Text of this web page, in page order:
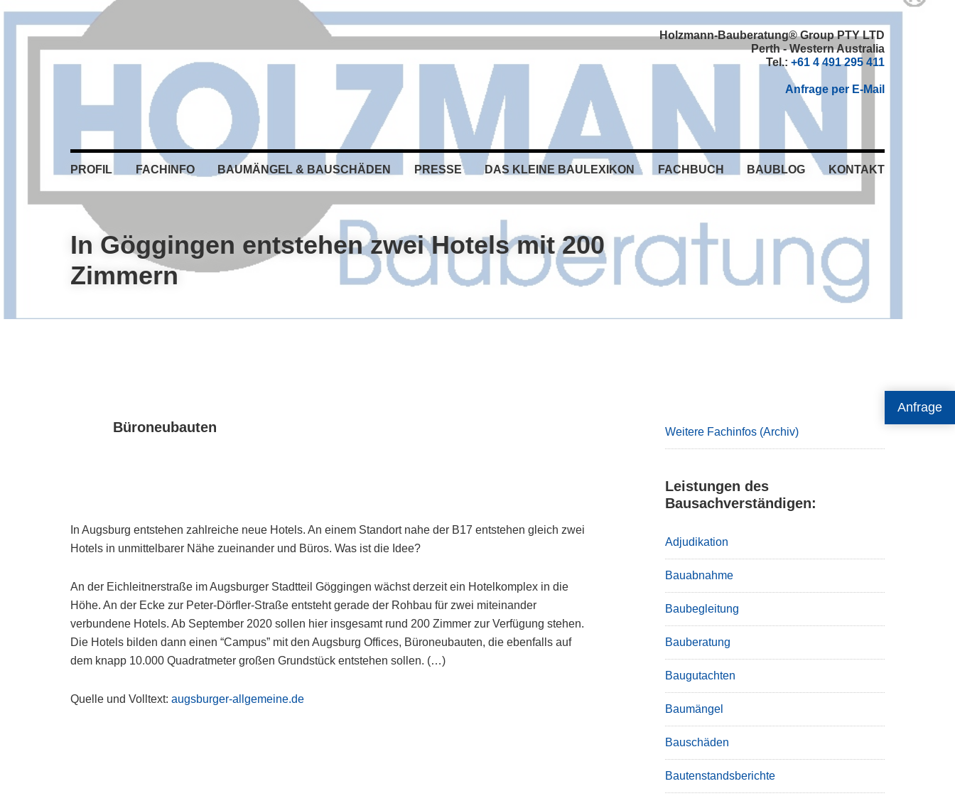
Anfrage
Skip
Skip
Skip
Skip
Holzmann-Bauberatung® Group PTY LTD
Perth - Western Australia
Tel.: +61 4 491 295 411
Anfrage per E-Mail
PROFIL FACHINFO BAUMÄNGEL & BAUSCHÄDEN PRESSE DAS KLEINE BAULEXIKON FACHBUCH BAUBLOG KONTAKT
In Göggingen entstehen zwei Hotels mit 200
Zimmern
Büroneubauten
In Augsburg entstehen zahlreiche neue Hotels. An einem Standort nahe der B17 entstehen gleich zwei
Hotels in unmittelbarer Nähe zueinander und Büros. Was ist die Idee?
An der Eichleitnerstraße im Augsburger Stadtteil Göggingen wächst derzeit ein Hotelkomplex in die
Höhe. An der Ecke zur Peter-Dörfler-Straße entsteht gerade der Rohbau für zwei miteinander
verbundene Hotels. Ab September 2020 sollen hier insgesamt rund 200 Zimmer zur Verfügung stehen.
Die Hotels bilden dann einen “Campus” mit den Augsburg Offices, Büroneubauten, die ebenfalls auf
dem knapp 10.000 Quadratmeter großen Grundstück entstehen sollen. (…)
Quelle und Volltext:augsburger-allgemeine.de
Weitere Fachinfos (Archiv)
Leistungen des
Bausachverständigen:
Adjudikation
Bauabnahme
Baubegleitung
Bauberatung
Baugutachten
Baumängel
Bauschäden
Bautenstandsberichte